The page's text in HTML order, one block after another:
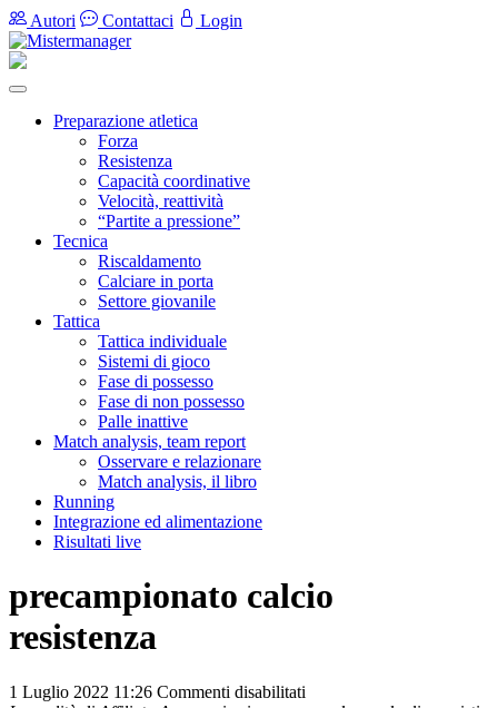
Autori Contattaci Login
Preparazione atletica
Forza
Resistenza
Capacità coordinative
Velocità, reattività
“Partite a pressione”
Tecnica
Riscaldamento
Calciare in porta
Settore giovanile
Tattica
Tattica individuale
Sistemi di gioco
Fase di possesso
Fase di non possesso
Palle inattive
Match analysis, team report
Osservare e relazionare
Match analysis, il libro
Running
Integrazione ed alimentazione
Risultati live
precampionato calcio
resistenza
1 Luglio 2022 11:26 Commenti disabilitati